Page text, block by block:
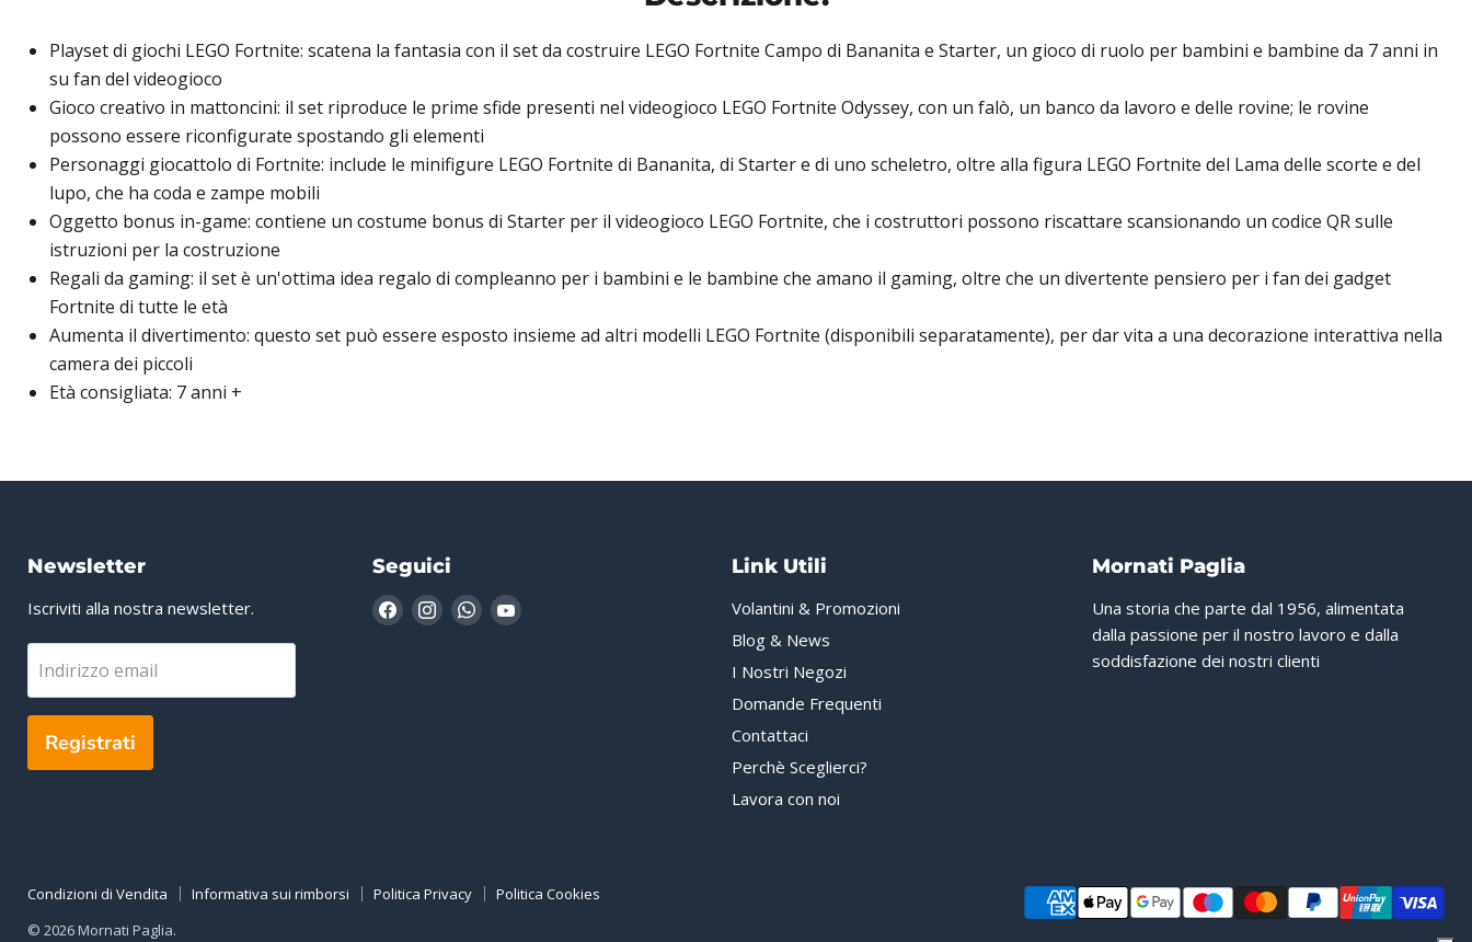
Playset di giochi LEGO Fortnite: scatena la fantasia con il set da costruire LEGO Fortnite Campo di Bananita e Starter, un gioco di ruolo per bambini e bambine da 7 anni in
su fan del videogioco
Gioco creativo in mattoncini: il set riproduce le prime sfide presenti nel videogioco LEGO Fortnite Odyssey, con un falò, un banco da lavoro e delle rovine; le rovine
possono essere riconfigurate spostando gli elementi
Personaggi giocattolo di Fortnite: include le minifigure LEGO Fortnite di Bananita, di Starter e di uno scheletro, oltre alla figura LEGO Fortnite del Lama delle scorte e del
lupo, che ha coda e zampe mobili
Oggetto bonus in-game: contiene un costume bonus di Starter per il videogioco LEGO Fortnite, che i costruttori possono riscattare scansionando un codice QR sulle
istruzioni per la costruzione
Regali da gaming: il set è un'ottima idea regalo di compleanno per i bambini e le bambine che amano il gaming, oltre che un divertente pensiero per i fan dei gadget
Fortnite di tutte le età
Aumenta il divertimento: questo set può essere esposto insieme ad altri modelli LEGO Fortnite (disponibili separatamente), per dar vita a una decorazione interattiva nella
camera dei piccoli
Età consigliata: 7 anni +
Newsletter
Iscriviti alla nostra newsletter.
Indirizzo email
Registrati
Seguici
TrovaciTrovaciTrovaciTrovaci
Link Utili
Volantini & Promozioni
Blog & News
I Nostri Negozi
Domande Frequenti
Contattaci
Perchè Sceglierci?
Lavora con noi
Mornati Paglia
Una storia che parte dal 1956, alimentata
dalla passione per il nostro lavoro e dalla
soddisfazione dei nostri clienti
Condizioni di Vendita Informativa sui rimborsi Politica Privacy
Politica Cookies
© 2026 Mornati Paglia.